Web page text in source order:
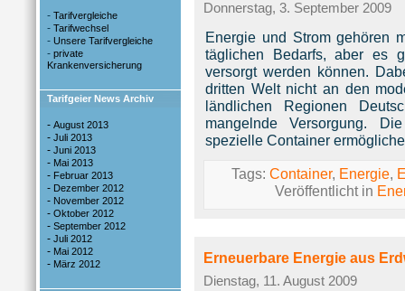
- Tarifvergleiche
- Tarifwechsel
- Unsere Tarifvergleiche
- private
Krankenversicherung
Tarifgeier News Archiv
- August 2013
- Juli 2013
- Juni 2013
- Mai 2013
- Februar 2013
- Dezember 2012
- November 2012
- Oktober 2012
- September 2012
- Juli 2012
- Mai 2012
- März 2012
Donnerstag, 3. September 2009
Energie und Strom gehören
täglichen Bedarfs, aber es
versorgt werden können.
dritten Welt nicht an den
ländlichen Regionen
mangelnde Versorgung.
spezielle Container
Tags: Container, Energie,
Veröffentlicht in
Erneuerbare Energie aus
Dienstag, 11. August 2009